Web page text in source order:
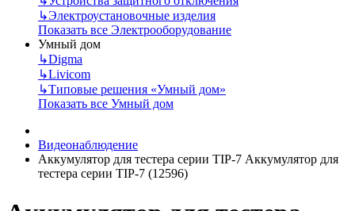
↳Электроустановочные изделия
Показать все Электрооборудование
Умный дом
↳Digma
↳Livicom
↳Типовые решения «Умный дом»
Показать все Умный дом
Видеонаблюдение
Аккумулятор для тестера серии TIP-7 Аккумулятор для
тестера серии TIP-7 (12596)